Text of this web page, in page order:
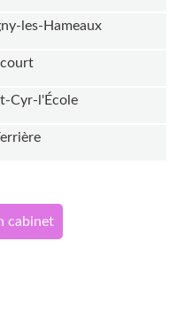
les-Hameaux
Cyr-l'École
cabinet